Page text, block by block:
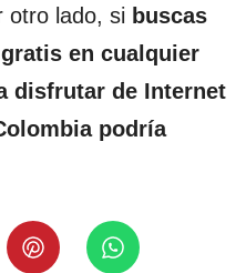
otro lado, si buscas
en cualquier
disfrutar de Internet
podría